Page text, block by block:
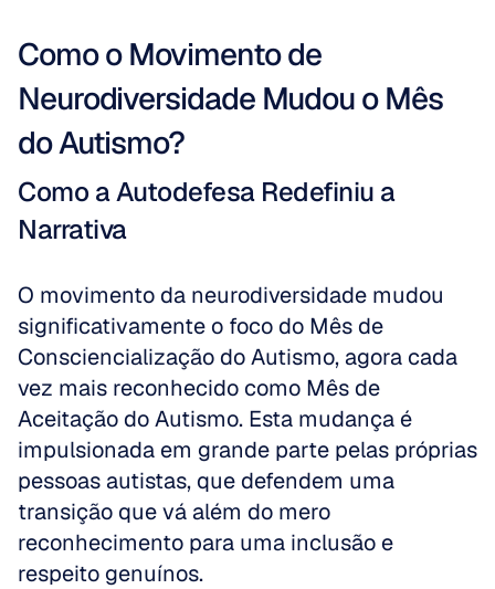
Como o Movimento de
Neurodiversidade Mudou o Mês
do Autismo?
Como a Autodefesa Redefiniu a
Narrativa
O movimento da neurodiversidade mudou
significativamente o foco do Mês de
Consciencialização do Autismo, agora cada
vez mais reconhecido como Mês de
Aceitação do Autismo. Esta mudança é
impulsionada em grande parte pelas próprias
pessoas autistas, que defendem uma
transição que vá além do mero
reconhecimento para uma inclusão e
respeito genuínos.